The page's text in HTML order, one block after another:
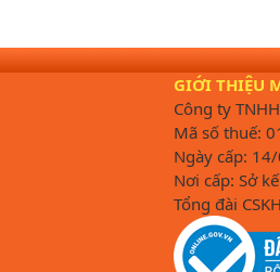
GIỚI THIỆU
Công ty
Mã số thuế:
Ngày cấp:
Nơi cấp: Sở
Tổng đài